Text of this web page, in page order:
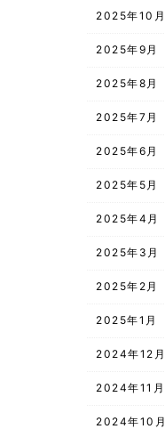
2025年10月
2025年9月
2025年8月
2025年7月
2025年6月
2025年5月
2025年4月
2025年3月
2025年2月
2025年1月
2024年12月
2024年11月
2024年10月